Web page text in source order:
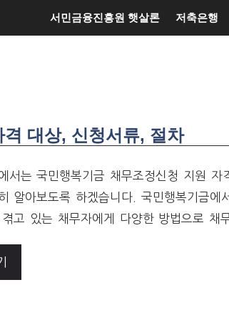
서민금융진흥원 햇살론 저축은행
대상, 신청서류, 절차
서는 국민행복기금 채무조정신청 지원 자
알아보도록 하겠습니다. 국민행복기금에
고 있는 채무자에게 다양한 방법으로 채